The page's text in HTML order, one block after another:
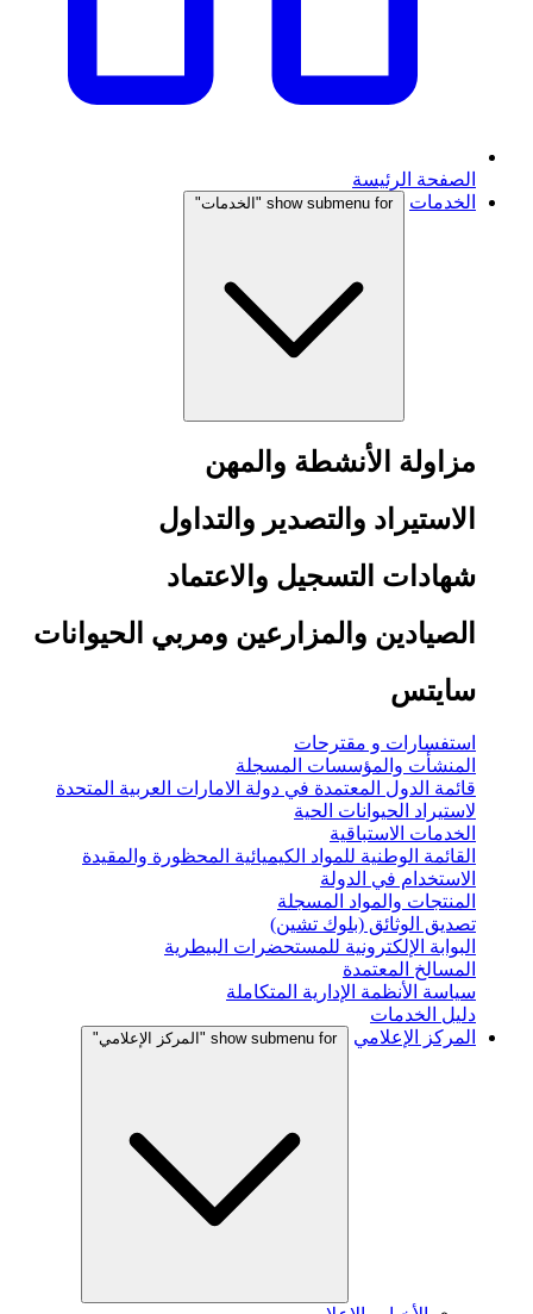
الصفحة الرئيسة
الخدمات
show submenu for "الخدمات"
مزاولة الأنشطة والمهن
الاستيراد والتصدير والتداول
شهادات التسجيل والاعتماد
الصيادين والمزارعين ومربي الحيوانات
سايتس
استفسارات و مقترحات
المنشأت والمؤسسات المسجلة
قائمة الدول المعتمدة في دولة الامارات العربية المتحدة
لاستيراد الحيوانات الحية
الخدمات الاستباقية
القائمة الوطنية للمواد الكيميائية المحظورة والمقيدة
الاستخدام في الدولة
المنتجات والمواد المسجلة
تصديق الوثائق (بلوك تشين)
البوابة الإلكترونية للمستحضرات البيطرية
المسالخ المعتمدة
سياسة الأنظمة الإدارية المتكاملة
دليل الخدمات
المركز الإعلامي
show submenu for "المركز الإعلامي"